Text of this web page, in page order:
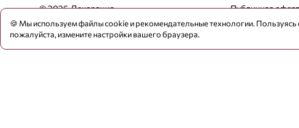
© 2026 Декорация Публичная
🍪 Мы используем файлы cookie и рекомендательные технологии. Пользуясь
пожалуйста, измените настройки вашего браузера.